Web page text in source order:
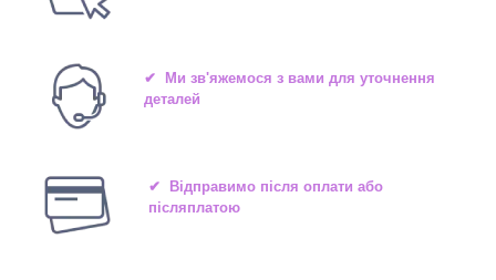
✔ Ми зв'яжемося з вами для уточнення
деталей
✔ Відправимо після оплати або
післяплатою